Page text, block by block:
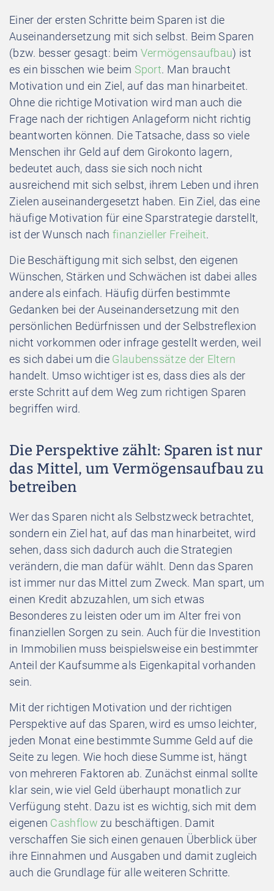
Einer der ersten Schritte beim Sparen ist die
Auseinandersetzung mit sich selbst. Beim Sparen
(bzw. besser gesagt: beim Vermögensaufbau) ist
es ein bisschen wie beim Sport. Man braucht
Motivation und ein Ziel, auf das man hinarbeitet.
Ohne die richtige Motivation wird man auch die
Frage nach der richtigen Anlageform nicht richtig
beantworten können. Die Tatsache, dass so viele
Menschen ihr Geld auf dem Girokonto lagern,
bedeutet auch, dass sie sich noch nicht
ausreichend mit sich selbst, ihrem Leben und ihren
Zielen auseinandergesetzt haben. Ein Ziel, das eine
häufige Motivation für eine Sparstrategie darstellt,
ist der Wunsch nach finanzieller Freiheit.
Die Beschäftigung mit sich selbst, den eigenen
Wünschen, Stärken und Schwächen ist dabei alles
andere als einfach. Häufig dürfen bestimmte
Gedanken bei der Auseinandersetzung mit den
persönlichen Bedürfnissen und der Selbstreflexion
nicht vorkommen oder infrage gestellt werden, weil
es sich dabei um die Glaubenssätze der Eltern
handelt. Umso wichtiger ist es, dass dies als der
erste Schritt auf dem Weg zum richtigen Sparen
begriffen wird.
Die Perspektive zählt: Sparen ist nur
das Mittel, um Vermögensaufbau zu
betreiben
Wer das Sparen nicht als Selbstzweck betrachtet,
sondern ein Ziel hat, auf das man hinarbeitet, wird
sehen, dass sich dadurch auch die Strategien
verändern, die man dafür wählt. Denn das Sparen
ist immer nur das Mittel zum Zweck. Man spart, um
einen Kredit abzuzahlen, um sich etwas
Besonderes zu leisten oder um im Alter frei von
finanziellen Sorgen zu sein. Auch für die Investition
in Immobilien muss beispielsweise ein bestimmter
Anteil der Kaufsumme als Eigenkapital vorhanden
sein.
Mit der richtigen Motivation und der richtigen
Perspektive auf das Sparen, wird es umso leichter,
jeden Monat eine bestimmte Summe Geld auf die
Seite zu legen. Wie hoch diese Summe ist, hängt
von mehreren Faktoren ab. Zunächst einmal sollte
klar sein, wie viel Geld überhaupt monatlich zur
Verfügung steht. Dazu ist es wichtig, sich mit dem
eigenen Cashflow zu beschäftigen. Damit
verschaffen Sie sich einen genauen Überblick über
ihre Einnahmen und Ausgaben und damit zugleich
auch die Grundlage für alle weiteren Schritte.